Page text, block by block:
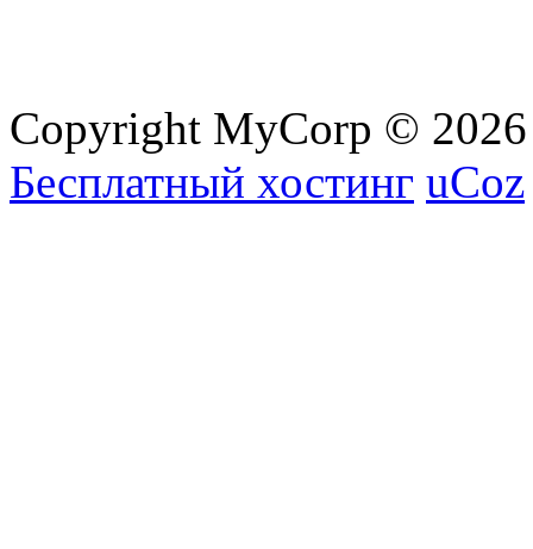
Copyright MyCorp © 2026
Бесплатный хостинг uCoz